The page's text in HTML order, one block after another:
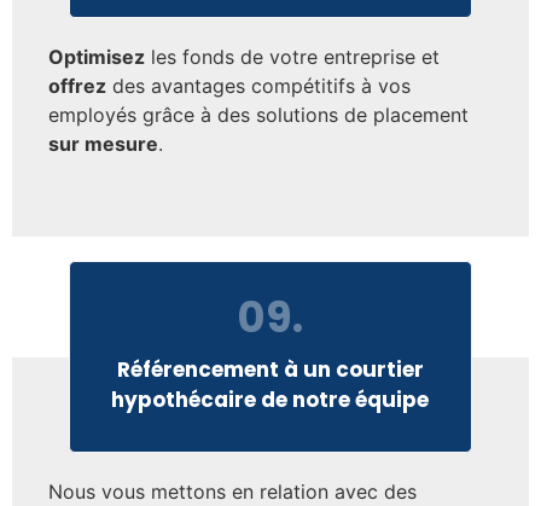
Optimisez les fonds de votre entreprise et
offrez des avantages compétitifs à vos
employés grâce à des solutions de placement
sur mesure.
09.
Référencement à un courtier
hypothécaire de notre équipe
Nous vous mettons en relation avec des